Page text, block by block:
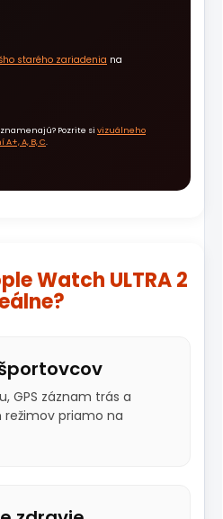
starého zariadenia na
Pozrite si vizuálneho
A, B, C.
Watch ULTRA 2
GPS záznam trás a
priamo na